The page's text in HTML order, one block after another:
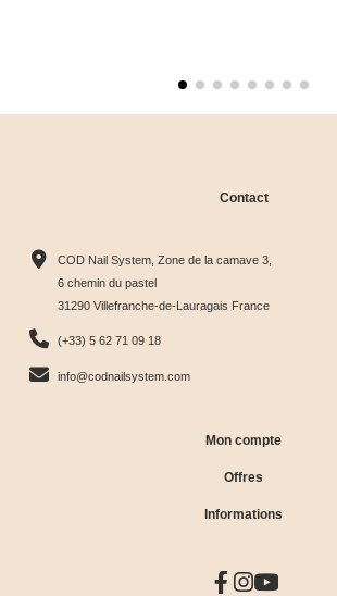
Contact
COD Nail System, Zone de la camave 3,
6 chemin du pastel
31290 Villefranche-de-Lauragais France
(+33) 5 62 71 09 18
info@codnailsystem.com
Mon compte
Offres
Informations